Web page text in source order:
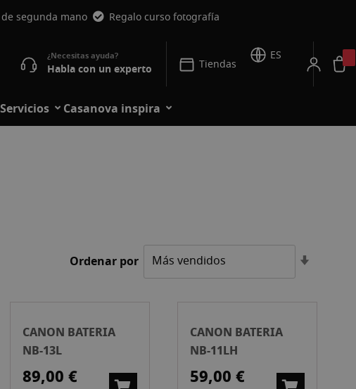
segunda mano Regalo curso fotografía
Habla con un experto Tiendas
ES
Servicios Casanova inspira
Ordenar por
CANON BATERIA
NB-13L
89,00 €
CANON BATERIA
NB-11LH
59,00 €